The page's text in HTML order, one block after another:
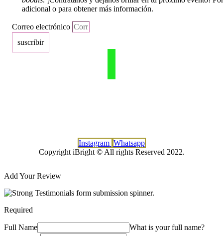
adicional o para obtener más información.
Correo electrónico
suscribir
Instagram Whatsapp
Copyright iBright © All rights Reserved 2022.
Add Your Review
Required
Full Name What is your full name?